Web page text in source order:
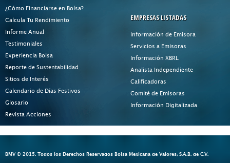
¿Cómo Financiarse en Bolsa?
Calcula Tu Rendimiento
Informe Anual
Testimoniales
Experiencia Bolsa
Reporte de Sustentabilidad
Sitios de Interés
Calendario de Días Festivos
Glosario
Revista Acciones
EMPRESAS LISTADAS
Información de Emisora
Servicios a Emisoras
Información XBRL
Analista Independiente
Calificadoras
Comité de Emisoras
Información Digitalizada
BMV © 2015. Todos los Derechos Reservados Bolsa Mexicana de Valores, S.A.B. de C.V.